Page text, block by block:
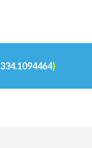
334.1094464)